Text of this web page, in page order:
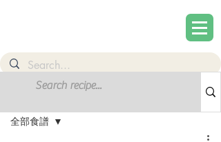
註冊
全部食譜